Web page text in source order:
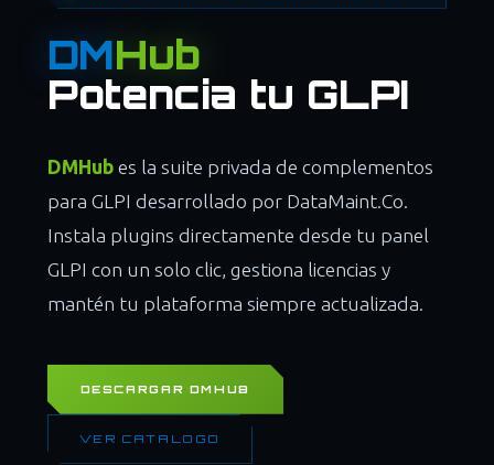
DMHub
Potencia tu GLPI
DMHubes la suite privada de complementos
para GLPI desarrollado por DataMaint.Co.
Instala plugins directamente desde tu panel
GLPI con un solo clic, gestiona licencias y
mantén tu plataforma siempre actualizada.
DESCARGAR DMHUB
VER CATALOGO